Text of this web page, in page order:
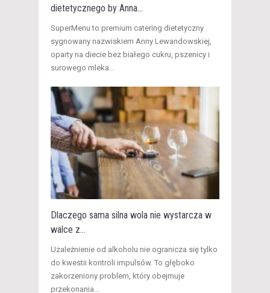
dietetycznego by Anna...
​SuperMenu to premium catering dietetyczny
sygnowany nazwiskiem Anny Lewandowskiej,
oparty na diecie bez białego cukru, pszenicy i
surowego mleka...
Dlaczego sama silna wola nie wystarcza w
walce z...
​Uzależnienie od alkoholu nie ogranicza się tylko
do kwestii kontroli impulsów. To głęboko
zakorzeniony problem, który obejmuje
przekonania...